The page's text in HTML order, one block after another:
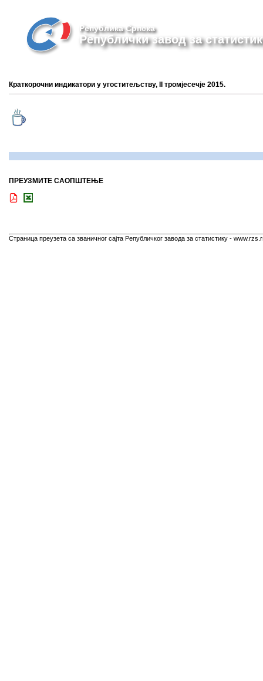
Република Српска
Републички завод за
Краткорочни индикатори у угоститељству, II тромјесечје 2015.
ПРЕУЗМИТЕ САОПШТЕЊЕ
Страница преузета са званичног сајта Републичког завода за статистику -